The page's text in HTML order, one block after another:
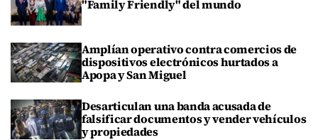
"Family Friendly" del mundo
Amplían operativo contra comercios de
dispositivos electrónicos hurtados a
Apopa y San Miguel
Desarticulan una banda acusada de
falsificar documentos y vender vehículos
y propiedades